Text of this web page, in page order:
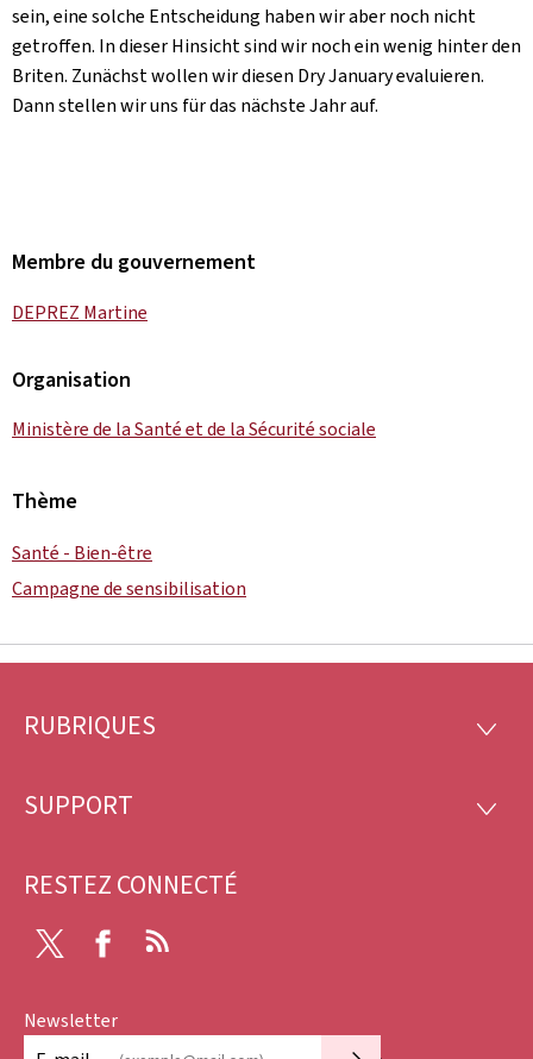
sein, eine solche Entscheidung haben wir aber noch nicht
getroffen. In dieser Hinsicht sind wir noch ein wenig hinter den
Briten. Zunächst wollen wir diesen Dry Januaryevaluieren.
Dann stellen wir uns für das nächste Jahr auf.
Membre du gouvernement
DEPREZ Martine
Organisation
Ministère de la Santé et de la Sécurité sociale
Thème
Santé - Bien-être
Campagne de sensibilisation
Pied
page
RUBRIQUES
SUPPORT
RESTEZ CONNECTÉ
Facebook
Newsletter